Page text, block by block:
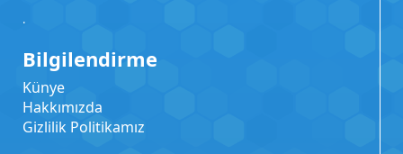
.
Bilgilendirme
Künye
Hakkımızda
Gizlilik Politikamız